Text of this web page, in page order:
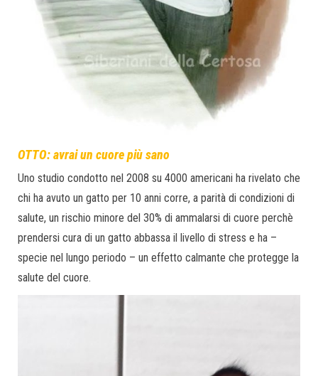
OTTO: avrai un cuore più sano
Uno studio condotto nel 2008 su 4000 americani ha rivelato che
chi ha avuto un gatto per 10 anni corre, a parità di condizioni di
salute, un rischio minore del 30% di ammalarsi di cuore perchè
prendersi cura di un gatto abbassa il livello di stress e ha –
specie nel lungo periodo – un effetto calmante che protegge la
salute del cuore.